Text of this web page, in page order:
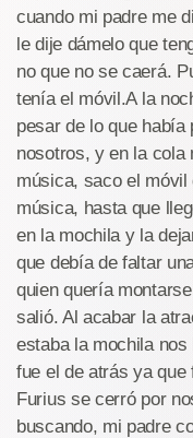
cuando mi padre me
le dije dámelo que
no que no se caerá.
tenía el móvil.A la
pesar de lo que
nosotros, y en la cola
música, saco el
música, hasta que
en la mochila y la
que debía de faltar
quien quería
salió. Al acabar la
estaba la mochila
fue el de atrás ya que
Furius se cerró por
buscando, mi padre